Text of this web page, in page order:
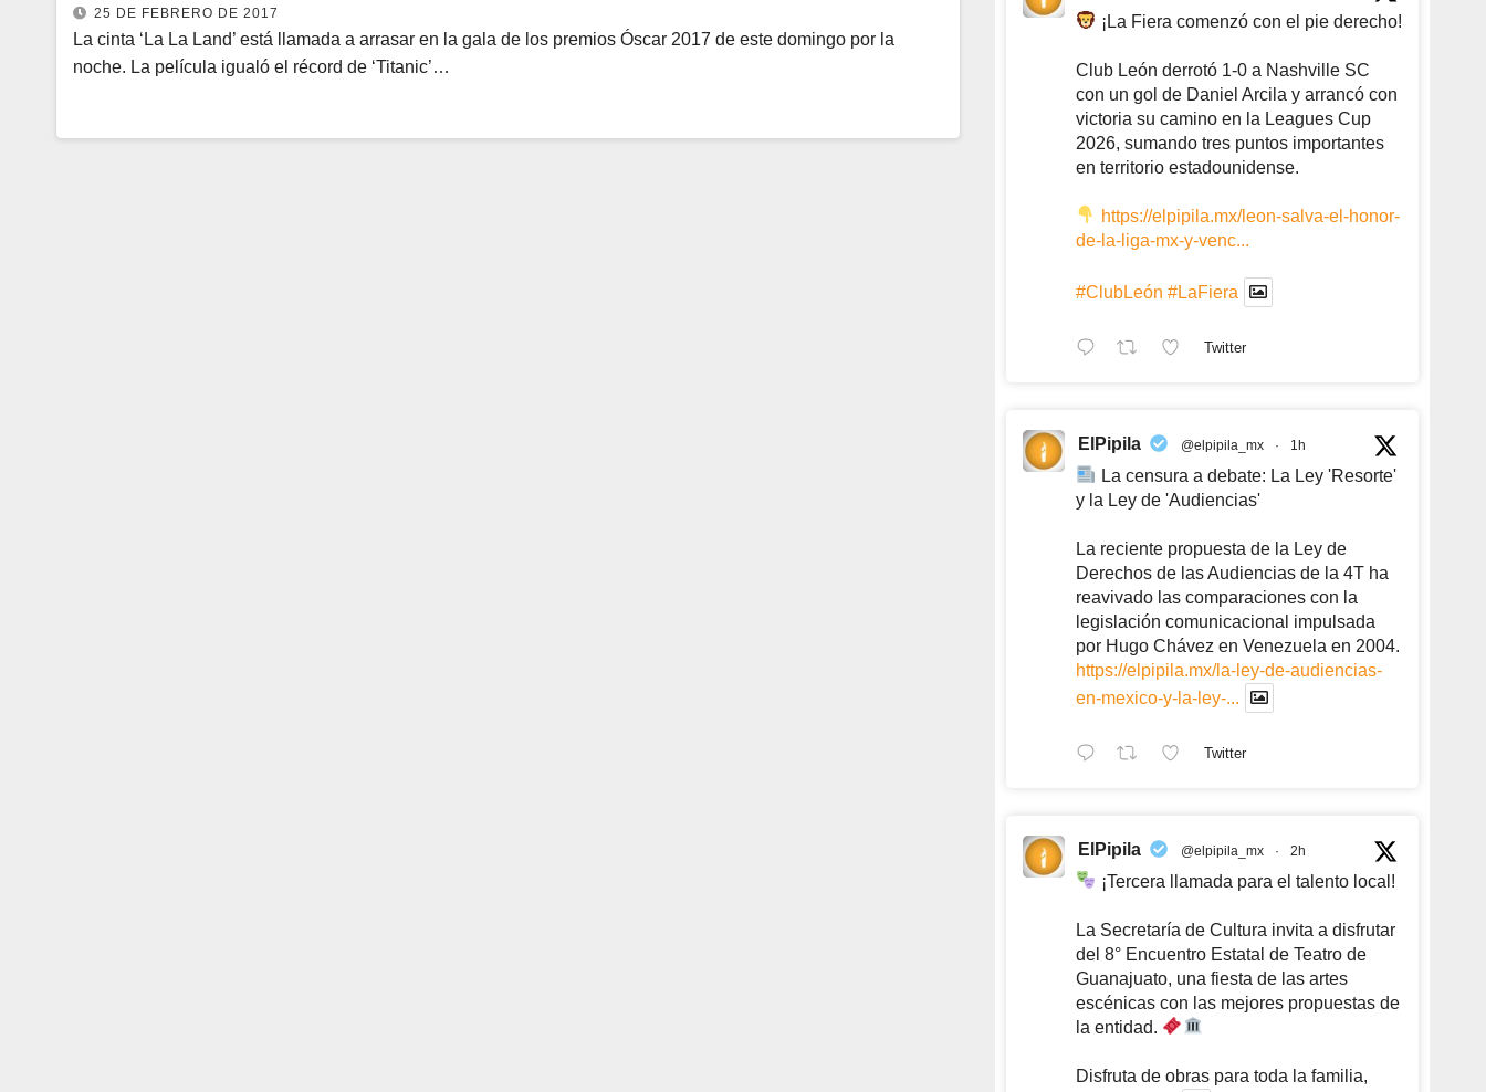
25 DE FEBRERO DE 2017
La cinta ‘La La Land’ está llamada a arrasar en la gala de los premios Óscar 2017 de este domingo por la
noche. La película igualó el récord de ‘Titanic’…
¡La Fiera comenzó con el pie derecho!
Club León derrotó 1-0 a Nashville SC
con un gol de Daniel Arcila y arrancó con
victoria su camino en la Leagues Cup
2026, sumando tres puntos importantes
en territorio estadounidense.
https://elpipila.mx/leon-salva-el-honor-
de-la-liga-mx-y-venc...
#ClubLeón #LaFiera
Twitter
ElPipila @elpipila_mx · 1h
La censura a debate: La Ley 'Resorte'
y la Ley de 'Audiencias'
La reciente propuesta de la Ley de
Derechos de las Audiencias de la 4T ha
reavivado las comparaciones con la
legislación comunicacional impulsada
por Hugo Chávez en Venezuela en 2004.
https://elpipila.mx/la-ley-de-audiencias-
en-mexico-y-la-ley-...
Twitter
ElPipila @elpipila_mx · 2h
¡Tercera llamada para el talento local!
La Secretaría de Cultura invita a disfrutar
del 8° Encuentro Estatal de Teatro de
Guanajuato, una fiesta de las artes
escénicas con las mejores propuestas de
la entidad.
Disfruta de obras para toda la familia,